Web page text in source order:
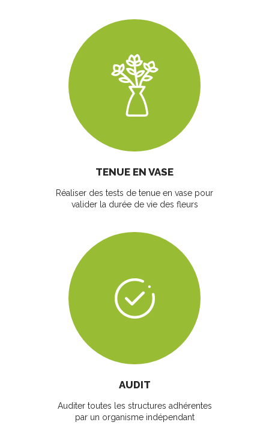
TENUE EN VASE
Réaliser des tests de tenue en vase pour
valider la durée de vie des fleurs
AUDIT
Auditer toutes les structures adhérentes
par un organisme indépendant